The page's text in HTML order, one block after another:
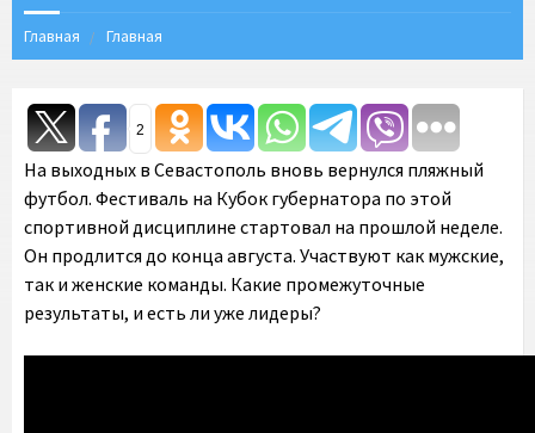
Главная Главная
2
На выходных в Севастополь вновь вернулся пляжный
футбол. Фестиваль на Кубок губернатора по этой
спортивной дисциплине стартовал на прошлой неделе.
Он продлится до конца августа. Участвуют как мужские,
так и женские команды. Какие промежуточные
результаты, и есть ли уже лидеры?